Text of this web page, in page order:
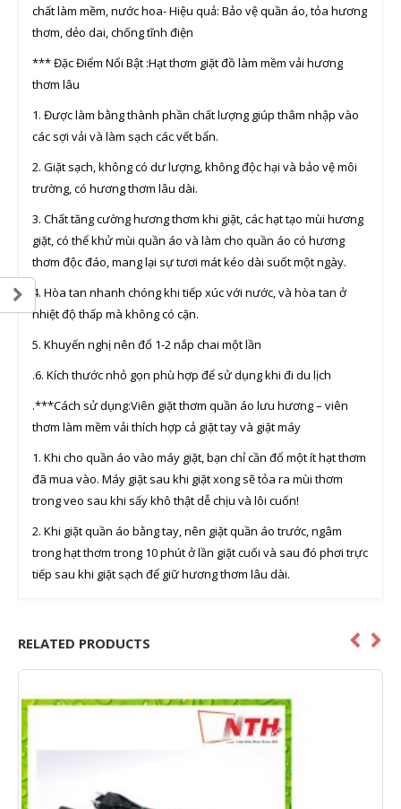
chất làm mềm, nước hoa- Hiệu quả: Bảo vệ quần áo, tỏa hương
thơm, dẻo dai, chống tĩnh điện
*** Đặc Điểm Nổi Bật :Hạt thơm giặt đồ làm mềm vải hương
thơm lâu
1. Được làm bằng thành phần chất lượng giúp thâm nhập vào
các sợi vải và làm sạch các vết bẩn.
2. Giặt sạch, không có dư lượng, không độc hại và bảo vệ môi
trường, có hương thơm lâu dài.
3. Chất tăng cường hương thơm khi giặt, các hạt tạo mùi hương
giặt, có thể khử mùi quần áo và làm cho quần áo có hương
thơm độc đáo, mang lại sự tươi mát kéo dài suốt một ngày.
4. Hòa tan nhanh chóng khi tiếp xúc với nước, và hòa tan ở
nhiệt độ thấp mà không có cặn.
5. Khuyến nghị nên đổ 1-2 nắp chai một lần
.6. Kích thước nhỏ gọn phù hợp để sử dụng khi đi du lịch
.***Cách sử dụng:Viên giặt thơm quần áo lưu hương – viên
thơm làm mềm vải thích hợp cả giặt tay và giặt máy
1. Khi cho quần áo vào máy giặt, bạn chỉ cần đổ một ít hạt thơm
đã mua vào. Máy giặt sau khi giặt xong sẽ tỏa ra mùi thơm
trong veo sau khi sấy khô thật dễ chịu và lôi cuốn!
2. Khi giặt quần áo bằng tay, nên giặt quần áo trước, ngâm
trong hạt thơm trong 10 phút ở lần giặt cuối và sau đó phơi trực
tiếp sau khi giặt sạch để giữ hương thơm lâu dài.
RELATED PRODUCTS